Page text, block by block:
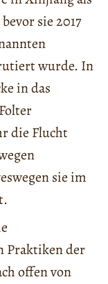
sie 2017
wurde. In
in das
die Flucht
sie im
Praktiken der
offen von